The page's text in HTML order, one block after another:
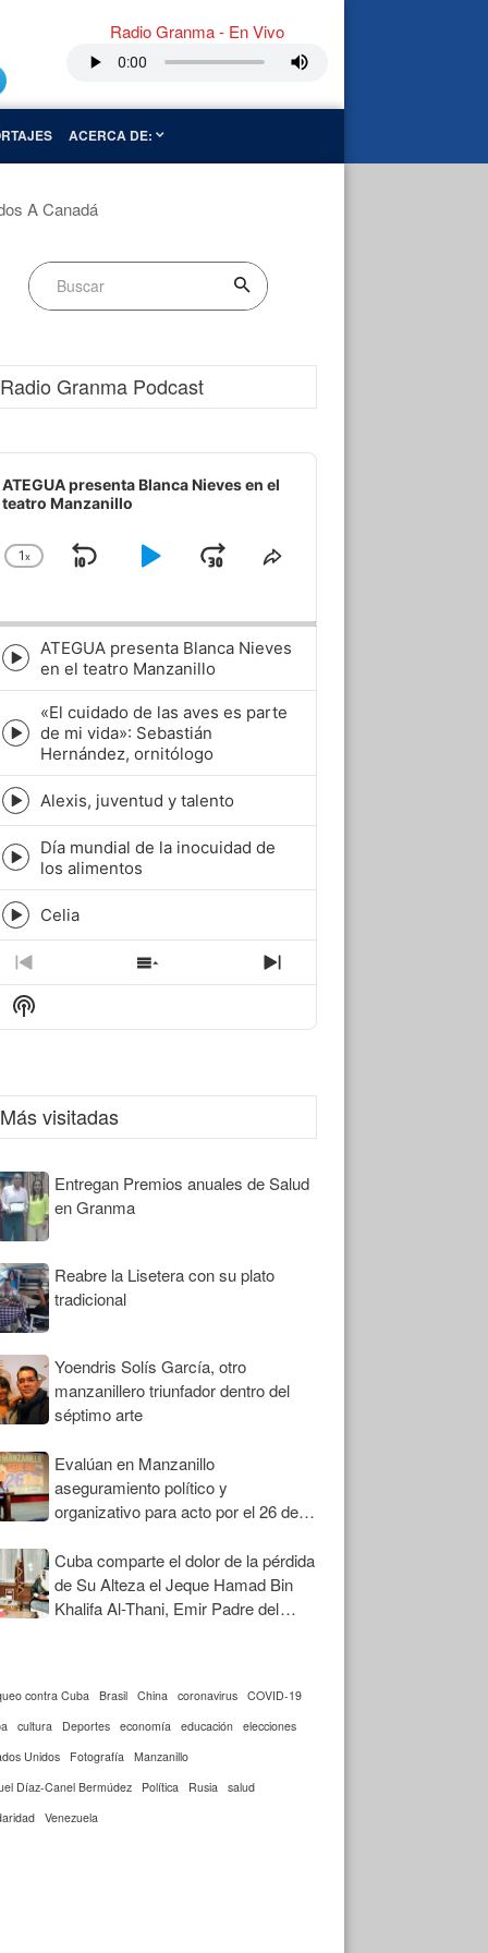
Radio Granma - En Vivo
ACERCA DE:
A Canadá
Radio Granma Podcast
ATEGUA presenta Blanca Nieves en el
teatro Manzanillo
Change
1x
SkipPlayJumpShare
Episode
play
icon
ATEGUA presenta Blanca Nieves
en el teatro Manzanillo
Episode
play
icon
«El cuidado de las aves es parte
de mi vida»: Sebastián
Hernández, ornitólogo
Episode
play
icon
Alexis, juventud y talento
Episode
play
icon
Día mundial de la inocuidad de
los alimentos
Episode
play
icon
Celia
Previous
Episode
Show
Episodes
Next
Episode
Show
Podcast
Más visitadas
Entregan Premios anuales de Salud
en Granma
Reabre la Lisetera con su plato
tradicional
Yoendris Solís García, otro
manzanillero triunfador dentro del
séptimo arte
Evalúan en Manzanillo
aseguramiento político y
organizativo para acto por el 26 de
Cuba comparte el dolor de la pérdida
de Su Alteza el Jeque Hamad Bin
Khalifa Al-Thani, Emir Padre del
contra Cuba Brasil China coronavirus COVID-19
cultura Deportes economía educación elecciones
Unidos
Fotografía
Manzanillo
Díaz-Canel Bermúdez
Política Rusia
salud
Venezuela